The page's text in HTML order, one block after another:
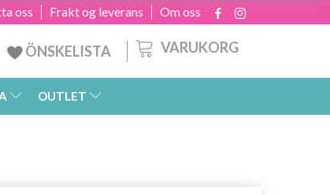
Om oss
Frakt og leverans
oss
VARUKORG
ÖNSKELISTA
OUTLET